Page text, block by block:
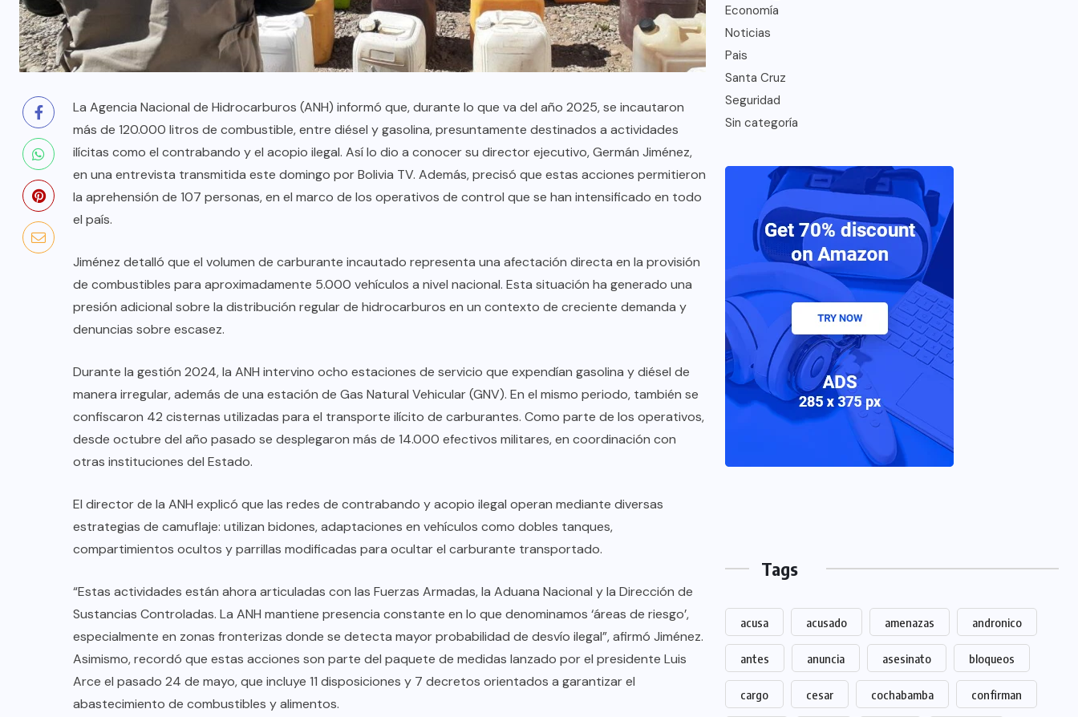
La Agencia Nacional de Hidrocarburos (ANH) informó que, durante lo que va del año 2025, se incautaron
más de 120.000 litros de combustible, entre diésel y gasolina, presuntamente destinados a actividades
ilícitas como el contrabando y el acopio ilegal. Así lo dio a conocer su director ejecutivo, Germán Jiménez,
en una entrevista transmitida este domingo por Bolivia TV. Además, precisó que estas acciones permitieron
la aprehensión de 107 personas, en el marco de los operativos de control que se han intensificado en todo
el país.
Jiménez detalló que el volumen de carburante incautado representa una afectación directa en la provisión
de combustibles para aproximadamente 5.000 vehículos a nivel nacional. Esta situación ha generado una
presión adicional sobre la distribución regular de hidrocarburos en un contexto de creciente demanda y
denuncias sobre escasez.
Durante la gestión 2024, la ANH intervino ocho estaciones de servicio que expendían gasolina y diésel de
manera irregular, además de una estación de Gas Natural Vehicular (GNV). En el mismo periodo, también se
confiscaron 42 cisternas utilizadas para el transporte ilícito de carburantes. Como parte de los operativos,
desde octubre del año pasado se desplegaron más de 14.000 efectivos militares, en coordinación con
otras instituciones del Estado.
El director de la ANH explicó que las redes de contrabando y acopio ilegal operan mediante diversas
estrategias de camuflaje: utilizan bidones, adaptaciones en vehículos como dobles tanques,
compartimientos ocultos y parrillas modificadas para ocultar el carburante transportado.
“Estas actividades están ahora articuladas con las Fuerzas Armadas, la Aduana Nacional y la Dirección de
Sustancias Controladas. La ANH mantiene presencia constante en lo que denominamos ‘áreas de riesgo’,
especialmente en zonas fronterizas donde se detecta mayor probabilidad de desvío ilegal”, afirmó Jiménez.
Asimismo, recordó que estas acciones son parte del paquete de medidas lanzado por el presidente Luis
Arce el pasado 24 de mayo, que incluye 11 disposiciones y 7 decretos orientados a garantizar el
abastecimiento de combustibles y alimentos.
Economía
Noticias
Pais
Santa Cruz
Seguridad
Sin categoría
Tags
acusa acusado amenazas andronico
antes anuncia asesinato bloqueos
cargo cesar cochabamba confirman